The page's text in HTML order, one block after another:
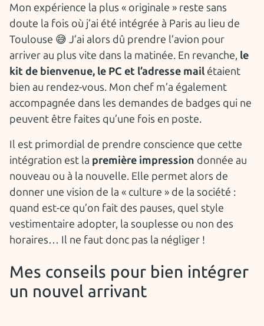
Mon expérience la plus « originale » reste sans
doute la fois où j’ai été intégrée à Paris au lieu de
Toulouse 😅 J’ai alors dû prendre l’avion pour
arriver au plus vite dans la matinée. En revanche, le
kit de bienvenue, le PC et l’adresse mail étaient
bien au rendez-vous. Mon chef m’a également
accompagnée dans les demandes de badges qui ne
peuvent être faites qu’une fois en poste.
Il est primordial de prendre conscience que cette
intégration est la première impression donnée au
nouveau ou à la nouvelle. Elle permet alors de
donner une vision de la « culture » de la société :
quand est-ce qu’on fait des pauses, quel style
vestimentaire adopter, la souplesse ou non des
horaires… Il ne faut donc pas la négliger !
Mes conseils pour bien intégrer
un nouvel arrivant